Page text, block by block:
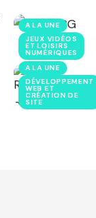
A LA UNE
JEUX VIDÉOS
ET LOISIRS
NUMÉRIQUES
A LA UNE
DÉVELOPPEMENT
WEB ET
CRÉATION DE
SITE